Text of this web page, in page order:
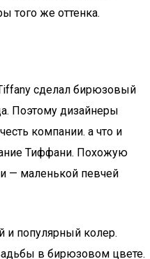
того же оттенка.
сделал бирюзовый
Поэтому дизайнеры
компании. а что и
Тиффани. Похожую
— маленькой певчей
популярный колер.
в бирюзовом цвете.